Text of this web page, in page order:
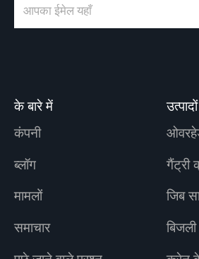
के बारे में
कंपनी
ब्लॉग
मामलों
समाचार
उत्पादों
गैंट्री
जिब